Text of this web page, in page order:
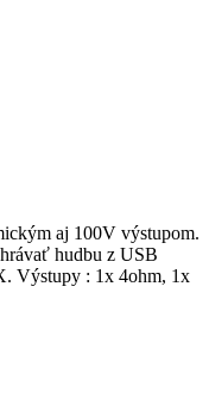
aj 100V výstupom.
hudbu z USB
Výstupy : 1x 4ohm, 1x